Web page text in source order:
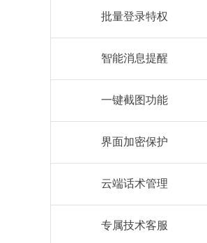
批量登录特权
智能消息提醒
一键截图功能
界面加密保护
云端话术管理
专属技术客服